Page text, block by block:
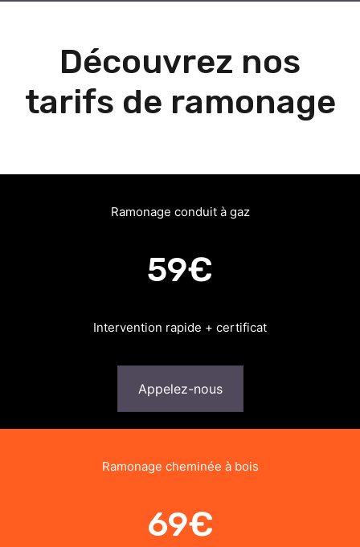
Découvrez nos
tarifs de ramonage
Ramonage conduit à gaz
59€
Intervention rapide + certificat
Appelez-nous
Ramonage cheminée à bois
69€